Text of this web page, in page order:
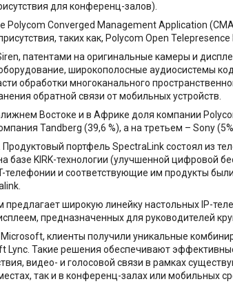
для конференц-залов).
Converged Management Application
таких как, Polycom Open Telepresence
патентами на оригинальные камеры и
широкополосные аудиосистемы
обработки многоканального
обратной связи от мобильных устройств.
Востоке и в Африке доля компании
Tandberg (39,6 %), а на третьем – Sony
портфель SpectraLink состоял из
базе KIRK-технологии (улучшенной цифровой
телефонии и соответствующие им продукты
широкую линейку настольных IP-
предназначенных для руководителей
клиенты получили уникальные
Такие решения обеспечивают
видео- и голосовой связи в рамках
так и в конференц-залах или мобильных